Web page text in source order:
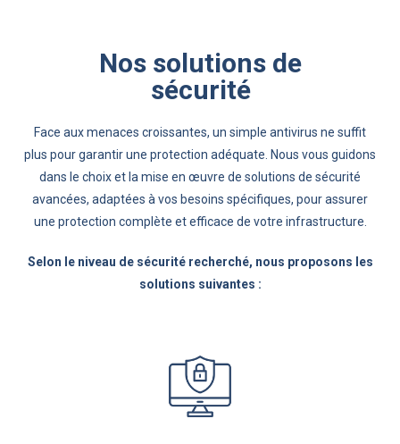
Nos solutions de
sécurité
Face aux menaces croissantes, un simple antivirus ne suffit
plus pour garantir une protection adéquate. Nous vous guidons
dans le choix et la mise en œuvre de solutions de sécurité
avancées, adaptées à vos besoins spécifiques, pour assurer
une protection complète et efficace de votre infrastructure.
Selon le niveau de sécurité recherché, nous proposons les
solutions suivantes :